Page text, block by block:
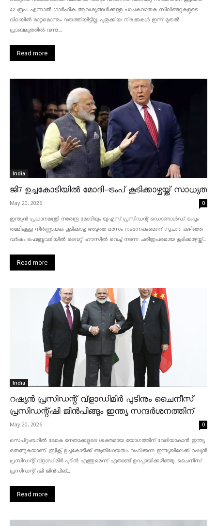
42 രൂപ. എന്നാൽ ഗാർഹിക ആവശ്യങ്ങൾക്കുള്ള പാചകവാതക സിലിണ്ടറുകളുടെ
വിലയിൽ മാറ്റമൊന്നും വരുത്തിയിട്ടില്ല. പുതുക്കിയ നിരക്കുകൾ ഇന്ന് മുതൽ
പ്രാബല്യത്തിൽ വന്നു....
Read more
India
ജി7 ഉച്ചകോടിയിൽ മോദി-ട്രംപ് കൂടിക്കാഴ്ചയ്ക്ക് സാധ്യത
May 20, 2026 0
ഇന്ത്യൻ പ്രധാനമന്ത്രി നരേന്ദ്ര മോദിയും യുഎസ് പ്രസിഡന്റ് ഡൊണാൾഡ് ട്രംപും
തമ്മിലുള്ള നിർണ്ണായക കൂടിക്കാഴ്ച അടുത്ത മാസം നടന്നേക്കുമെന്ന് സൂചന. കഴിഞ്ഞ
വർഷം ഫെബ്രുവരിയിൽ വൈറ്റ് ഹൗസിൽ വെച്ച് നടന്ന ചരിത്രപരമായ കൂടിക്കാഴ്ചയ്ക്ക്...
Read more
India
റഷ്യൻ പ്രസിഡന്റ് വ്‌ളാഡിമിർ പുടിനും ചൈനീസ്
പ്രസിഡന്റ്ഷി ജിൻപിങ്ങും ഇന്ത്യ സന്ദർശനത്തിന്
May 20, 2026 0
സെപ്റ്റംബറിൽ ലോക നേതാക്കളുടെ ശക്തമായ യോഗത്തിന് വേദിയാകാൻ ഇന്ത്യ
ഒരുങ്ങുകയാണ്. ബ്രിക്സ് ഉച്ചകോടിക്ക് ആതിഥേയത്വം വഹിക്കുന്ന ഇന്ത്യയിലേക്ക് റഷ്യൻ
പ്രസിഡന്റ് വ്‌ളാഡിമിർ പുടിൻ എത്തുമെന്ന് ഏതാണ്ട് ഉറപ്പായിക്കഴിഞ്ഞു. ചൈനീസ്
പ്രസിഡന്റ് ഷി ജിൻപിങ്...
Read more